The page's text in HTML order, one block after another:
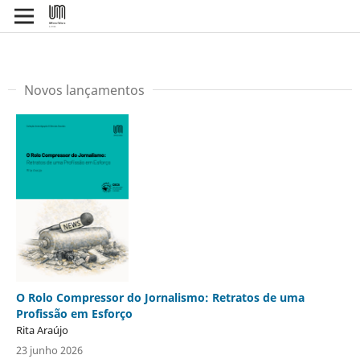
Novos lançamentos
O Rolo Compressor do Jornalismo: Retratos de uma
Profissão em Esforço
Rita Araújo
23 junho 2026